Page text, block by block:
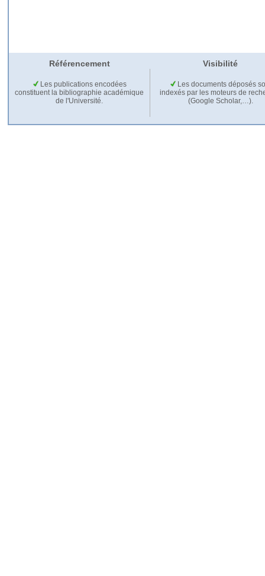
Référencement Visibilité
Les publications encodées
constituent la bibliographie académique
de l'Université.
Les documents déposés
indexés par les moteurs de
(Google Scholar,…).